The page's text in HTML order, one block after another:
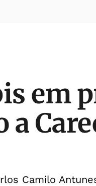
em
a
Camilo